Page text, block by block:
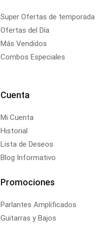
Super Ofertas de temporada
Ofertas del Día
Más Vendidos
Combos Especiales
Cuenta
Mi Cuenta
Historial
Lista de Deseos
Blog Informativo
Promociones
Parlantes Amplificados
Guitarras y Bajos